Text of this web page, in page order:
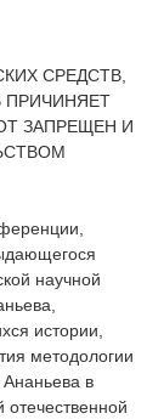
СРЕДСТВ,
ПРИЧИНЯЕТ
ЗАПРЕЩЕН И
научной
истории,
методологии
в
отечественной